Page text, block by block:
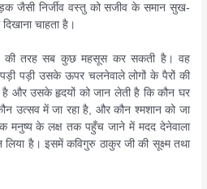
जैसी निर्जीव वस्तु को सजीव के समान सुख-
चाहता है।
तरह सब कुछ महसूस कर सकती है। वह
पड़ी उसके ऊपर चलनेवाले लोगों के पैरों की
है और उसके हृदयों को जान लेती है कि कौन घर
उत्सव में जा रहा है, और कौन श्मशान को जा
मनुष्य के लक्ष तक पहुँच जाने में मदद देनेवाला
है। इसमें कविगुरु ठाकुर जी की सूक्ष्म तथा